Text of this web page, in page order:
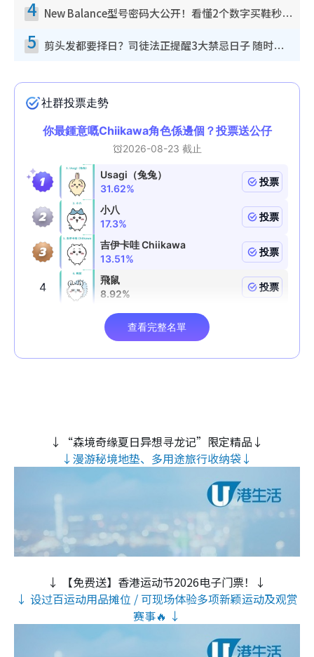
4 New Balance型号密码大公开！看懂2个数字买鞋秒知功能免中伏 附5大热门鞋款
5 剪头发都要择日？司徒法正提醒3大禁忌日子 随时剪走财运！这日剪发恐“剪寿命”？
↓“森境奇缘夏日异想寻龙记”限定精品↓
↓漫游秘境地垫、多用途旅行收纳袋↓
↓ 【免费送】香港运动节2026电子门票！↓
↓ 设过百运动用品摊位 / 可现场体验多项新颖运动及观赏
赛事🔥 ↓